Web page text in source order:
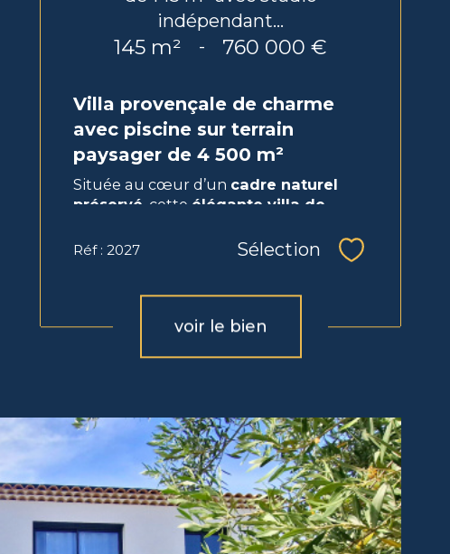
indépendant...
145 m² - 760 000 €
Villa provençale de charme
avec piscine sur terrain
paysager de 4 500 m²
Située au cœur d’un cadre naturel
préservé , cette élégante villa de...
Réf : 2027 Sélection
voir le bien